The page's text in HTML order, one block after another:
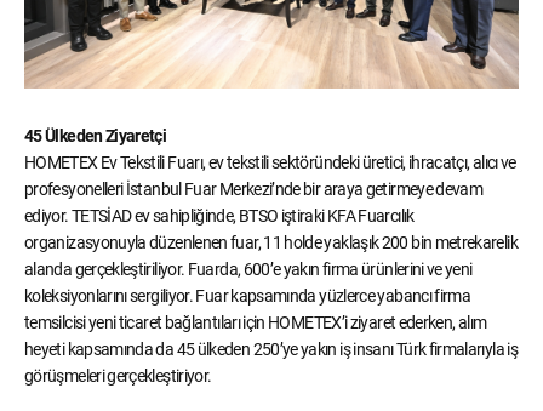
45 Ülkeden Ziyaretçi
HOMETEX Ev Tekstili Fuarı, ev tekstili sektöründeki üretici, ihracatçı, alıcı ve
profesyonelleri İstanbul Fuar Merkezi’nde bir araya getirmeye devam
ediyor. TETSİAD ev sahipliğinde, BTSO iştiraki KFA Fuarcılık
organizasyonuyla düzenlenen fuar, 11 holde yaklaşık 200 bin metrekarelik
alanda gerçekleştiriliyor. Fuarda, 600’e yakın firma ürünlerini ve yeni
koleksiyonlarını sergiliyor. Fuar kapsamında yüzlerce yabancı firma
temsilcisi yeni ticaret bağlantıları için HOMETEX’i ziyaret ederken, alım
heyeti kapsamında da 45 ülkeden 250’ye yakın iş insanı Türk firmalarıyla iş
görüşmeleri gerçekleştiriyor.